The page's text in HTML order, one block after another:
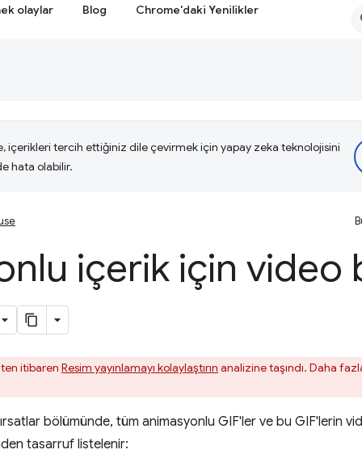
olaylar Blog Chrome'daki Yenilikler
içerikleri tercih ettiğiniz dile çevirmek için yapay zeka teknolojisini
hata olabilir.
içerik için video
itibaren Resim yayınlamayı kolaylaştırın analizine taşındı. Daha
bölümünde, tüm animasyonlu GIF'ler ve bu GIF'lerin
tasarruf listelenir: